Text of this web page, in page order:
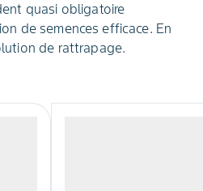
quasi obligatoire
de semences efficace. En
de rattrapage.